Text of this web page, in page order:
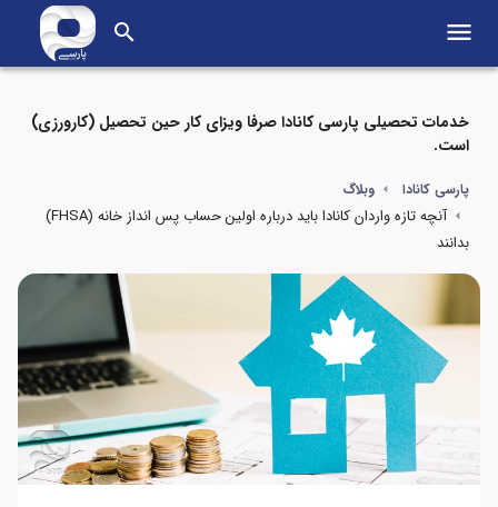
search menu
خدمات تحصیلی پارسی کانادا صرفا ویزای کار حین تحصیل (کارورزی)
است.
پارسی کانادا وبلاگ
آنچه تازه واردان کانادا باید درباره اولین حساب پس انداز خانه (FHSA)
بدانند